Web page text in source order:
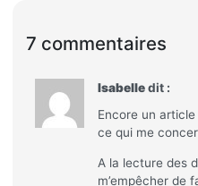
7 commentaires
Isabelle dit :
Encore un
ce qui me
A la lecture des
m’empêcher de